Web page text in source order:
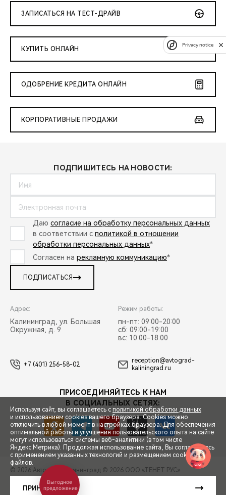
СПЕЦПРЕДЛОЖЕНИЯ
ЗАПИСЬ НА ТЕСТ-ДРАЙВ
ЗАПИСАТЬСЯ НА ТЕСТ-ДРАЙВ
КУПИТЬ ОНЛАЙН
ОДОБРЕНИЕ КРЕДИТА ОНЛАЙН
КОРПОРАТИВНЫЕ ПРОДАЖИ
ПОДПИШИТЕСЬ НА НОВОСТИ:
Даю согласие на обработку персональных данных
в соответствии с политикой в отношении
обработки персональных данных*
Согласен на рекламную коммуникацию*
ПОДПИСАТЬСЯ
Адрес:
Калининград, ул. Большая
Окружная, д. 9
Режим работы:
пн-пт: 09:00-20:00
сб: 09:00-19:00
вс: 10:00-18:00
+7 (401) 256-58-02
reception@avtograd-
kaliningrad.ru
ПРИСОЕДИНЯЙТЕСЬ К НАМ
В СОЦИАЛЬНЫХ СЕТЯХ:
© 2026 Автоград Калининград © 2026 ООО «ТЕНЕТ РУС»
ПРАВОВАЯ ИНФОРМАЦИЯ
Сделано в ПЕРКС
Используя сайт, вы соглашаетесь с политикой обработки данных
и использованием cookies вашего браузера. Cookies можно
отключить в любой момент в настройках браузера. Для обеспечения
оптимальной работы и улучшения пользовательского опыта на сайте
могут использоваться системы веб-аналитики (в том числе
Яндекс.Метрика). Продолжая использование сайта, Вы соглашаетесь
с применением указанных технологий и размещением cookie-
файлов.
ПРИНЯТЬ
Выгодное
предложение
Privacy notice